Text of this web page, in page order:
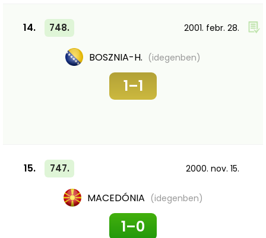
14. 748. 2001. febr. 28.
BOSZNIA-H. (idegenben)
1–1
15. 747. 2000. nov. 15.
MACEDÓNIA (idegenben)
1–0